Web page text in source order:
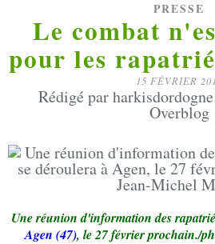
PRESSE
Le combat
pour les
15 FÉVRIER
Rédigé par
Overblog
Une réunion d'information des
Agen (47), le 27 février prochain./